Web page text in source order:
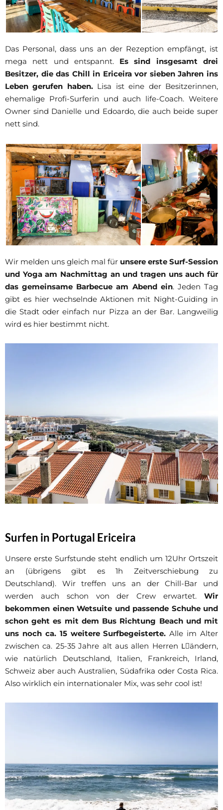
Das Personal, dass uns an der Rezeption empfängt, ist
mega nett und entspannt. Es sind insgesamt drei
Besitzer, die das Chill in Ericeira vor sieben Jahren ins
Leben gerufen haben.Lisa ist eine der Besitzerinnen,
ehemalige Profi-Surferin und auch life-Coach. Weitere
Owner sind Danielle und Edoardo, die auch beide super
nett sind.
Wir melden uns gleich mal für unsere erste Surf-Session
und Yoga am Nachmittag an und tragen uns auch für
das gemeinsame Barbecue am Abend ein. Jeden Tag
gibt es hier wechselnde Aktionen mit Night-Guiding in
die Stadt oder einfach nur Pizza an der Bar. Langweilig
wird es hier bestimmt nicht.
Surfen in Portugal Ericeira
Unsere erste Surfstunde steht endlich um 12Uhr Ortszeit
an (übrigens gibt es 1h Zeitverschiebung zu
Deutschland). Wir treffen uns an der Chill-Bar und
werden auch schon von der Crew erwartet. Wir
bekommen einen Wetsuite und passende Schuhe und
schon geht es mit dem Bus Richtung Beach und mit
uns noch ca. 15 weitere Surfbegeisterte. Alle im Alter
zwischen ca. 25-35 Jahre alt aus allen Herren Lِändern,
wie natürlich Deutschland, Italien, Frankreich, Irland,
Schweiz aber auch Australien, Südafrika oder Costa Rica.
Also wirklich ein internationaler Mix, was sehr cool ist!